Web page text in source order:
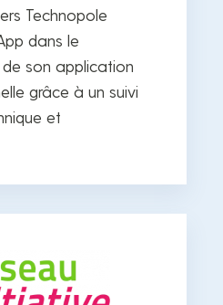
Technopole
dans le
son application
grâce à un suivi
et